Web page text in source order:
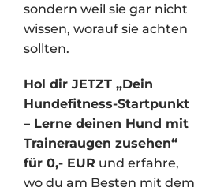
sondern weil sie gar nicht
wissen, worauf sie achten
sollten.
Hol dir JETZT „Dein
Hundefitness-Startpunkt
– Lerne deinen Hund mit
Traineraugen zusehen“
für 0,- EUR und erfahre,
wo du am Besten mit dem